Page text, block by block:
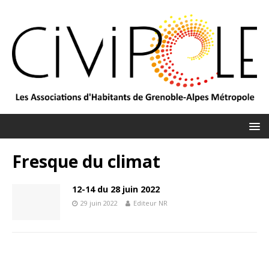
Fresque du climat
12-14 du 28 juin 2022
29 juin 2022 Editeur NR